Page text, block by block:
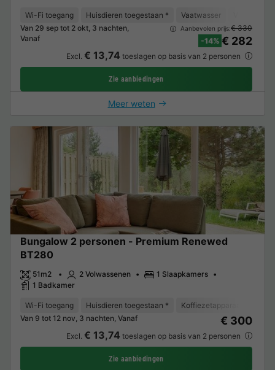
Wi-Fi toegang Huisdieren toegestaan * Vaatwasser
Van 29 sep tot 2 okt, 3 nachten,
Vanaf
Aanbevolen prijs:€ 330
-14% € 282
Excl. € 13,74 toeslagen op basis van 2 personen
Zie aanbiedingen
Meer weten
Bungalow 2 personen - Premium Renewed
BT280
51m2 2 Volwassenen
1 Slaapkamers
1 Badkamer
Wi-Fi toegang Huisdieren toegestaan * Koffiezetapparaat
Van 9 tot 12 nov, 3 nachten, Vanaf
€ 300
Excl. € 13,74 toeslagen op basis van 2 personen
Zie aanbiedingen